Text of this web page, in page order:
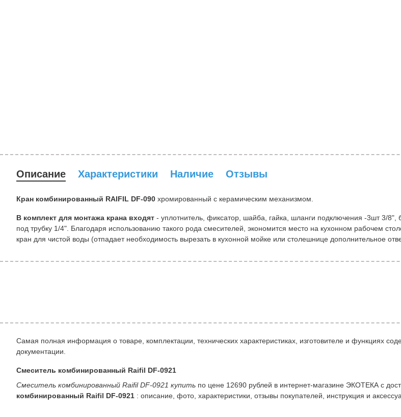
Описание Характеристики Наличие Отзывы
Кран комбинированный RAIFIL DF-090 хромированный с керамическим механизмом.
В комплект для монтажа крана входят - уплотнитель, фиксатор, шайба, гайка, шланги подключения -3шт 3/8",
под трубку 1/4". Благодаря использованию такого рода смесителей, экономится место на кухонном рабочем
кран для чистой воды (отпадает необходимость вырезать в кухонной мойке или столешнице дополнительное
Самая полная информация о товаре, комплектации, технических характеристиках, изготовителе и функциях
документации.
Смеситель комбинированный Raifil DF-0921
Смеситель комбинированный Raifil DF-0921 купить по цене 12690 рублей в интернет-магазине ЭКОТЕКА с
комбинированный Raifil DF-0921 : описание, фото, характеристики, отзывы покупателей, инструкция и